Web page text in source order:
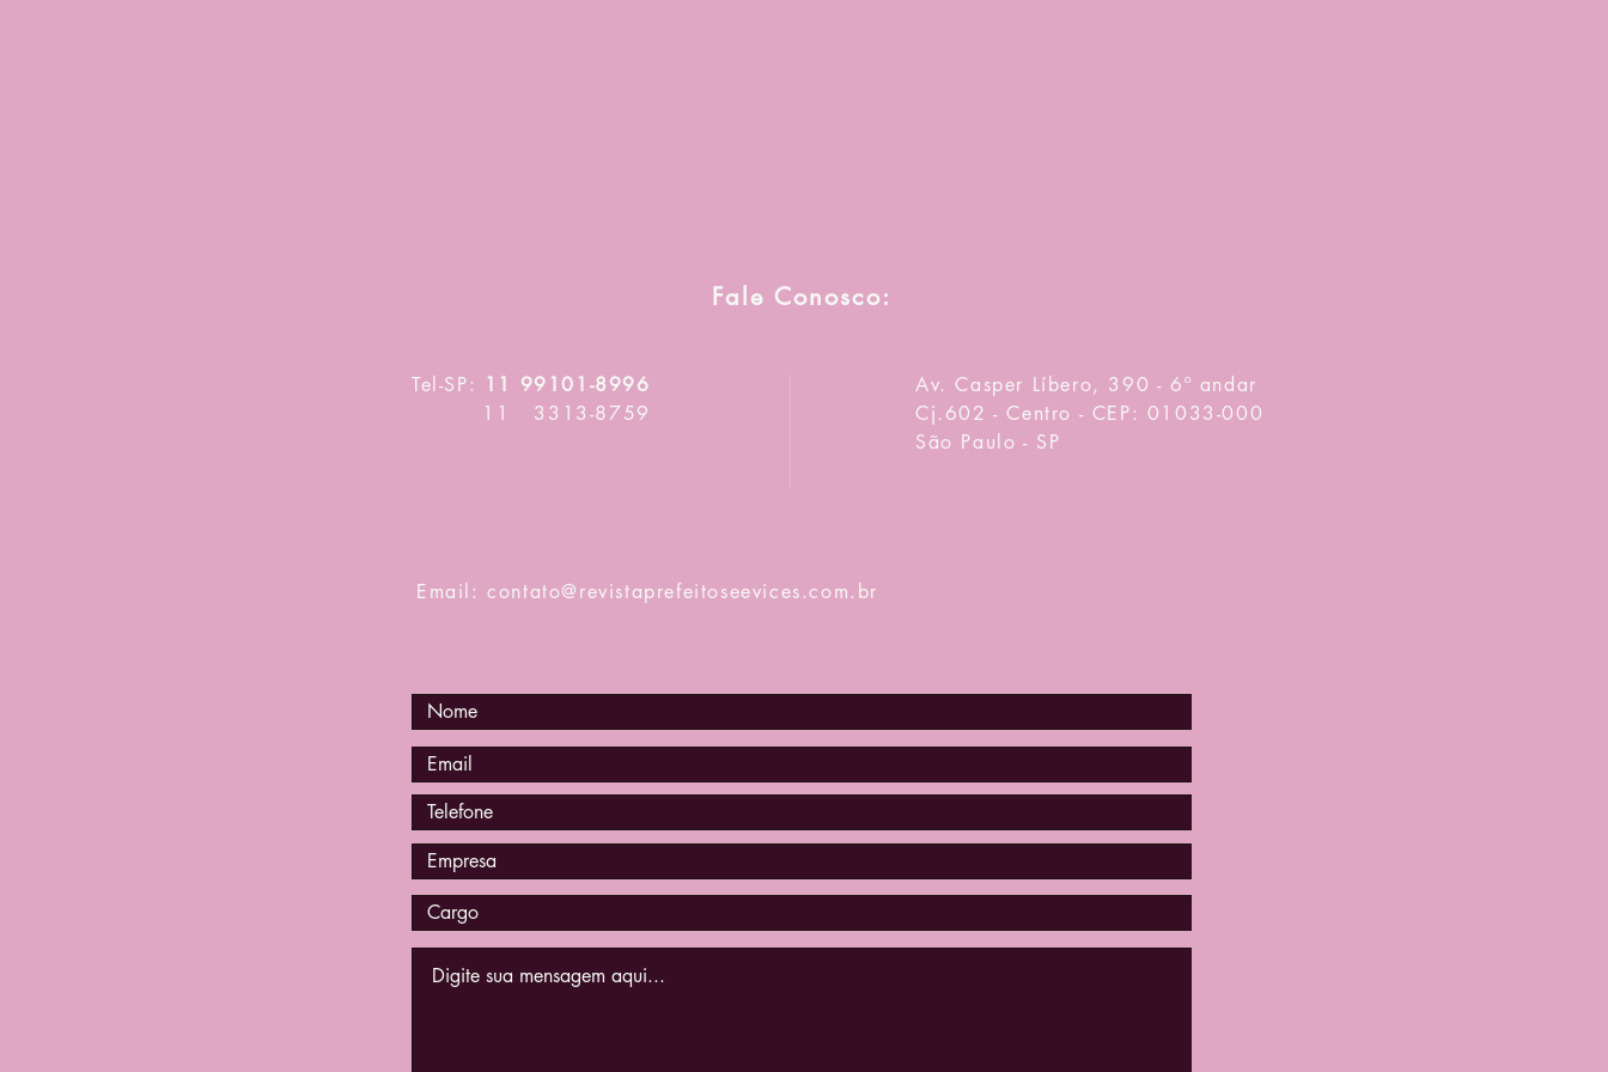
Fale Conosco:
Tel-SP:
11 99101-8996
11 3313-8759
Av. Casper Líbero, 390 - 6º andar
Cj.602 - Centro - CEP: 01033-000
São Paulo - SP
Email: contato@revistaprefeitoseevices.com.br